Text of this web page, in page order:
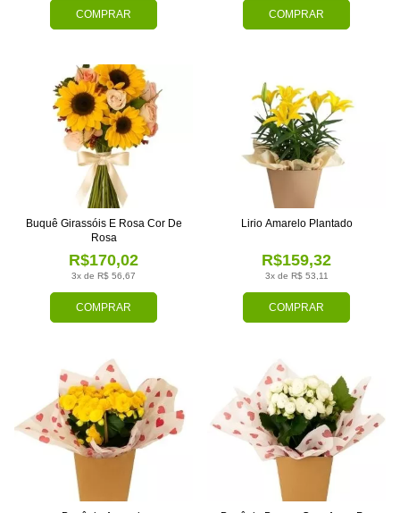
COMPRAR COMPRAR
COMPRAR
3x de R$ 56,67
R$170,02
Buquê Girassóis E Rosa Cor De
Rosa
COMPRAR
3x de R$ 53,11
R$159,32
Lirio Amarelo Plantado